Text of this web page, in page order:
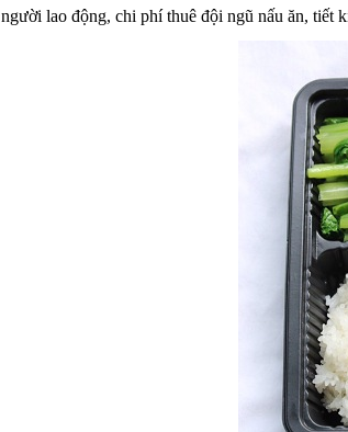
người lao động, chi phí thuê đội ngũ nấu ăn, tiết